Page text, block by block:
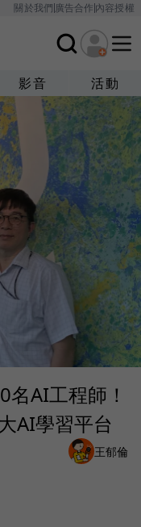
關於我們廣告合作內容授權
影音 活動
AI工程師！
AI學習平台
王郁倫